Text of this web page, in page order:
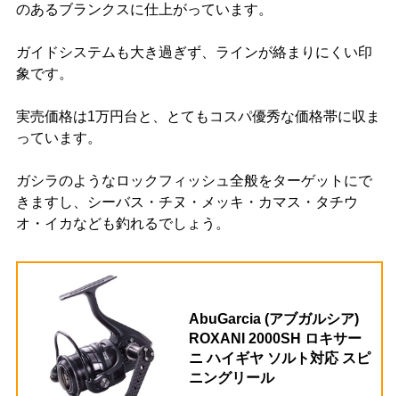
のあるブランクスに仕上がっています。
ガイドシステムも大き過ぎず、ラインが絡まりにくい印
象です。
実売価格は1万円台と、とてもコスパ優秀な価格帯に収ま
っています。
ガシラのようなロックフィッシュ全般をターゲットにで
きますし、シーバス・チヌ・メッキ・カマス・タチウ
オ・イカなども釣れるでしょう。
AbuGarcia (アブガルシア)
ROXANI 2000SH ロキサー
ニ ハイギヤ ソルト対応 スピ
ニングリール